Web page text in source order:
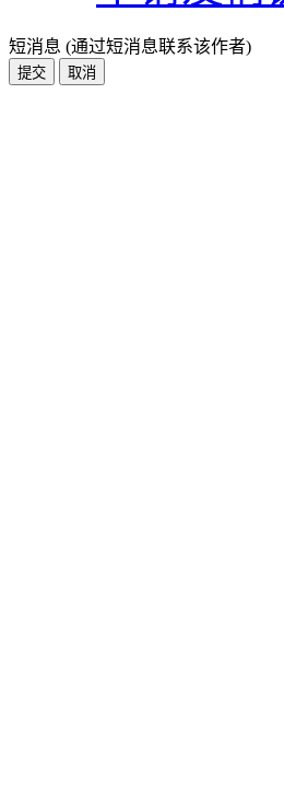
短消息 (通过短消息联系该作者)